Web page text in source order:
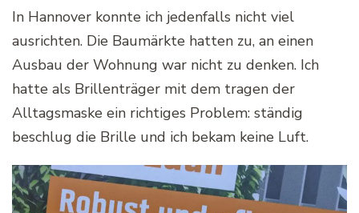
In Hannover konnte ich jedenfalls nicht viel
ausrichten. Die Baumärkte hatten zu, an einen
Ausbau der Wohnung war nicht zu denken. Ich
hatte als Brillenträger mit dem tragen der
Alltagsmaske ein richtiges Problem: ständig
beschlug die Brille und ich bekam keine Luft.